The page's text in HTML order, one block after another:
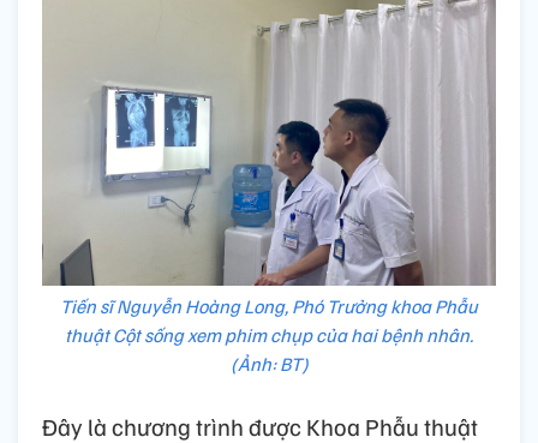
Tiến sĩ Nguyễn Hoàng Long, Phó Trưởng khoa Phẫu
thuật Cột sống xem phim chụp của hai bệnh nhân.
(Ảnh: BT)
Đây là chương trình được Khoa Phẫu thuật